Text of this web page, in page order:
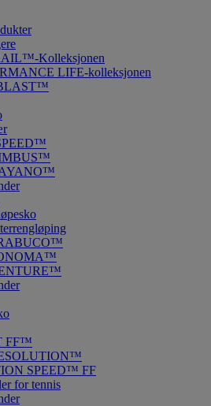
Kolleksjonen
LIFE-kolleksjonen
FF™
SPEED™ FF
for tennis